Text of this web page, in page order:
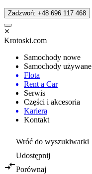
Zadzwoń: +48 696 117 468
Krotoski.com
Samochody nowe
Samochody używane
Flota
Rent a Car
Serwis
Części i akcesoria
Kariera
Kontakt
Wróć do wyszukiwarki
Udostępnij
Porównaj